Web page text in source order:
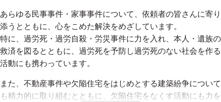
あらゆる民事事件・家事事件について、依頼者の皆さんに寄り
添うとともに、心をこめた解決をめざしています。
特に、過労死・過労自殺・労災事件に力を入れ、本人・遺族の
救済を図るとともに、過労死を予防し過労死のない社会を作る
活動にも携わっています。
また、不動産事件や欠陥住宅をはじめとする建築紛争について
も精力的に取り組むとともに、欠陥住宅をなくす活動にも力を